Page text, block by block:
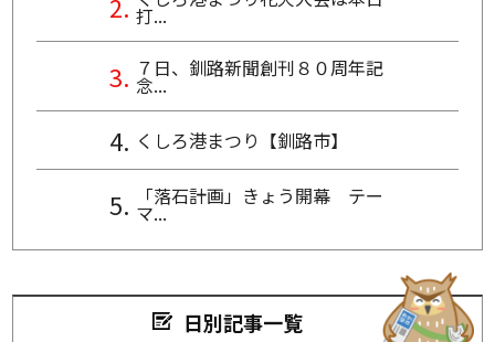
打...
７日、釧路新聞創刊８０周年記
念...
くしろ港まつり【釧路市】
「落石計画」きょう開幕 テー
マ...
日別記事一覧